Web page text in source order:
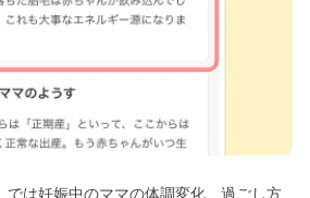
では妊娠中のママの体調変化、過ごし方